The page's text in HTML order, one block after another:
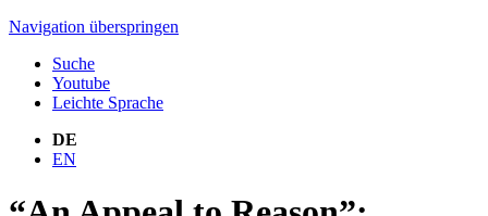
Navigation überspringen
Suche
Youtube
Leichte Sprache
DE
EN